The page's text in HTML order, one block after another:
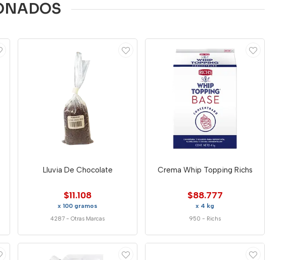
Lluvia De Chocolate
$11.108
x 100 gramos
4287 -Otras Marcas
Crema Whip Topping Richs
$88.777
x 4 kg
950 - Richs